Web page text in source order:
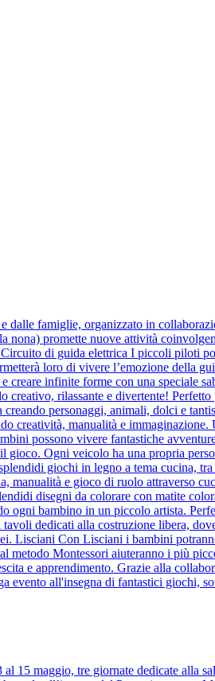
famiglie, organizzato in
nona) promette nuove attività
di guida elettrica I piccoli piloti
loro di vivere l’emozione della
infinite forme con una speciale
creativo, rilassante e divertente!
personaggi, animali, dolci e
creatività, manualità e
possono vivere fantastiche
gioco. Ogni veicolo ha una propria
giochi in legno a tema cucina,
manualità e gioco di ruolo attraverso
disegni da colorare con matite
ogni bambino in un piccolo artista.
dedicati alla costruzione libera,
Lisciani Con Lisciani i bambini
Montessori aiuteranno i più
e apprendimento. Grazie alla
evento all'insegna di fantastici giochi,
15 maggio, tre giornate dedicate alla